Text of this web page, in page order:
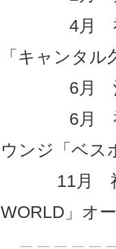
4月 福岡
「キャンタ
6月 沖縄
6月 福岡県
ウンジ「ベス
11月 福岡
WORLD」オ